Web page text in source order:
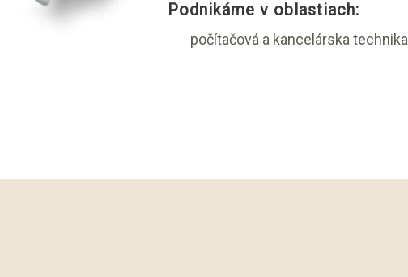
Podnikáme v oblastiach:
počítačová a kancelárska technika